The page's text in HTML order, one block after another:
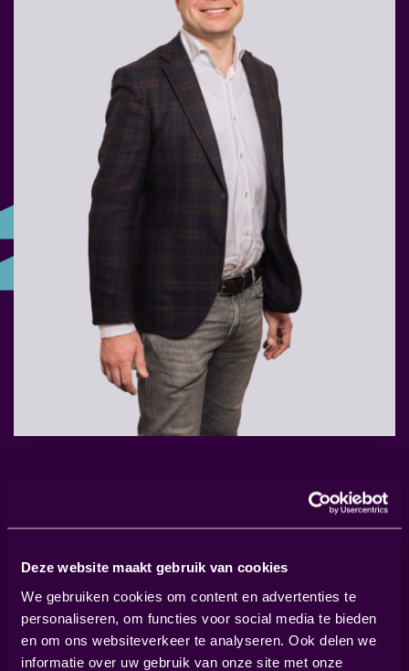
Deze website maakt gebruik van cookies
We gebruiken cookies om content en advertenties te
personaliseren, om functies voor social media te bieden
en om ons websiteverkeer te analyseren. Ook delen we
informatie over uw gebruik van onze site met onze
NEEM CONTACT OP
MET JURJEN
+31 (0)6 52322821
jurjen@fitin.finance